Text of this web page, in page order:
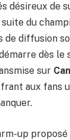
désireux de
du
de diffusion
dès le
sur
aux fans
up